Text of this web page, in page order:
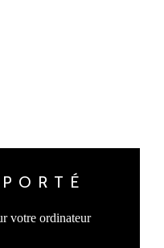
votre ordinateur